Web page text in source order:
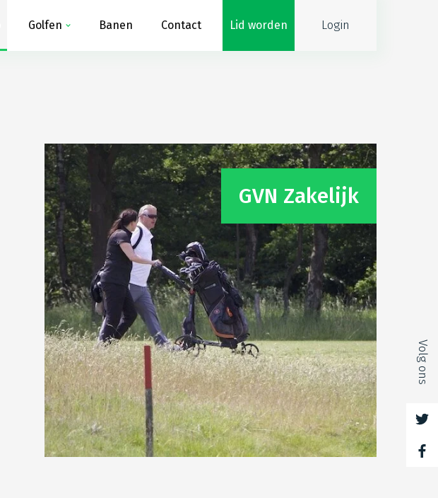
Golfen Banen Contact Lid worden Login
Volg ons
GVN Zakelijk